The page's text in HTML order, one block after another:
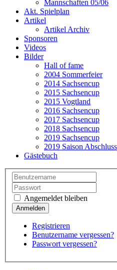
Mannschaften 05/06
Akt. Spielplan
Artikel
Artikel Archiv
Sponsoren
Videos
Bilder
Hall of fame
2004 Sommerfeier
2014 Sachsencup
2015 Sachsencup
2015 Vogtland
2016 Sachsencup
2017 Sachsencup
2018 Sachsencup
2019 Sachsencup
2019 Saison Abschluss
Gästebuch
Angemeldet bleiben
Registrieren
Benutzername vergessen?
Passwort vergessen?